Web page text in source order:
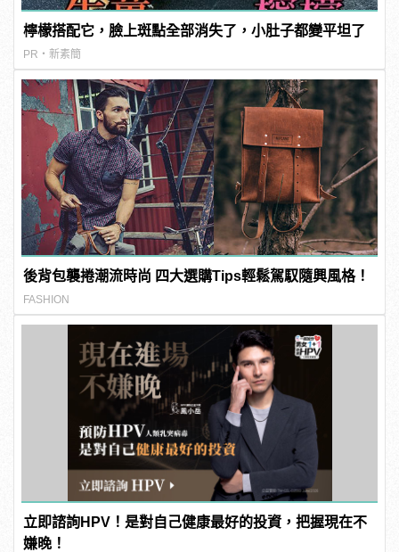
檸檬搭配它，臉上斑點全部消失了，小肚子都變平坦了
PR・新素簡
後背包襲捲潮流時尚 四大選購Tips輕鬆駕馭隨興風格！
FASHION
立即諮詢HPV！是對自己健康最好的投資，把握現在不
嫌晚！